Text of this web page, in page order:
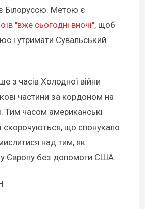
Білоруссю. Метою є
"вже сьогодні вночі", щоб
і утримати Сувальський
з часів Холодної війни
частини за кордоном на
Тим часом американські
скорочуються, що спонукало
над тим, як
Європу без допомоги США.